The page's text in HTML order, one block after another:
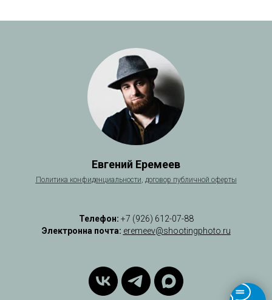
Евгений Еремеев
Политика конфиденциальности, договор публичной оферты
Телефон: +7 (926) 612-07-88
Электронна почта: eremeev@shootingphoto.ru